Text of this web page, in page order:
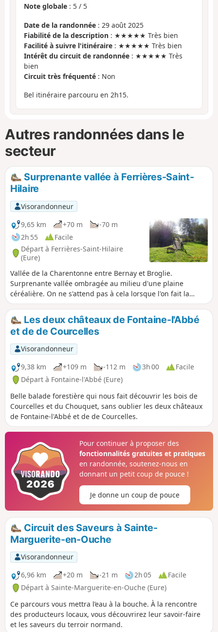
Note globale : 5 / 5
Date de la randonnée : 29 août 2025
Fiabilité de la description : ★★★★★ Très bien
Facilité à suivre l'itinéraire : ★★★★★ Très bien
Intérêt du circuit de randonnée : ★★★★★ Très
bien
Circuit très fréquenté : Non
Bel itinéraire parcouru en 2h15.
Autres randonnées dans le
secteur
Surprenante vallée à Ferrières-Saint-
Hilaire
Visorandonneur
9,65 km
+70 m
-70 m
2h 55
Facile
Départ à Ferrières-Saint-Hilaire
(Eure)
Vallée de la Charentonne entre Bernay et Broglie.
Surprenante vallée ombragée au milieu d'une plaine
céréalière. On ne s'attend pas à cela lorsque l'on fait la
route de Bernay à Broglie (D438).
Les deux châteaux de Fontaine-l'Abbé
et de de Courcelles
Visorandonneur
9,38 km
+109 m -112 m 3h 00
Facile
Départ à Fontaine-l'Abbé (Eure)
Belle balade forestière qui nous fait découvrir les bois de
Courcelles et du Chouquet, sans oublier les deux châteaux
de Fontaine-l'Abbé et de de Courcelles.
Pour continuer à proposer des
fonctionnalités gratuites et pratiques
en randonnée, soutenez-nous en
donnant un petit coup de pouce !
Je donne un coup de pouce
Circuit des Saveurs à Sainte-
Marguerite-en-Ouche
Visorandonneur
6,96 km
+20 m -21 m 2h 05
Facile
Départ à Sainte-Marguerite-en-Ouche (Eure)
Ce parcours vous mettra l’eau à la bouche. À la rencontre
des producteurs locaux, vous découvrirez leur savoir-faire
et les saveurs du terroir normand.